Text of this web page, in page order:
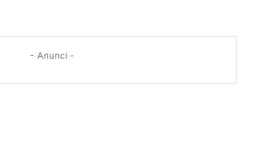
- Anunci -